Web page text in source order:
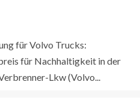
für Volvo Trucks:
für Nachhaltigkeit in der
Lkw (Volvo...